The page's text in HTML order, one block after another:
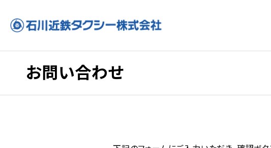
お問い合わせ